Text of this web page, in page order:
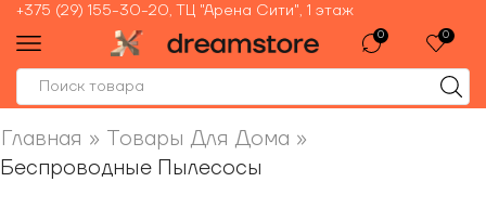
+375 (29) 155-30-20, ТЦ "Арена Сити", 1 этаж
0 0
Главная » Товары Для Дома »
Беспроводные Пылесосы